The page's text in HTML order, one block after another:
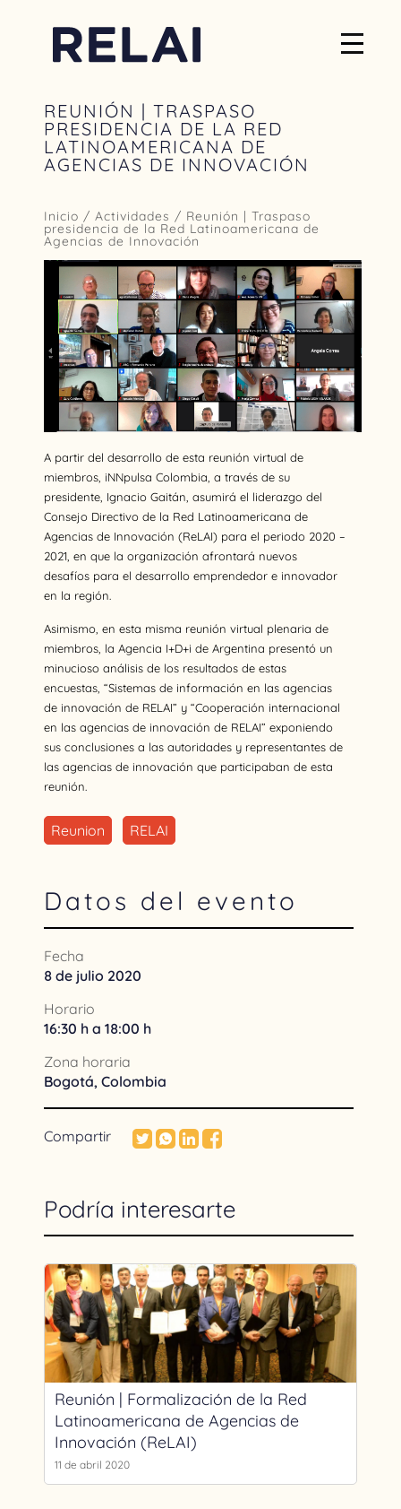
REUNIÓN | TRASPASO
PRESIDENCIA DE LA RED
LATINOAMERICANA DE
AGENCIAS DE INNOVACIÓN
Inicio / Actividades / Reunión | Traspaso
presidencia de la Red Latinoamericana de
Agencias de Innovación
A partir del desarrollo de esta reunión virtual de
miembros, iNNpulsa Colombia, a través de su
presidente, Ignacio Gaitán, asumirá el liderazgo del
Consejo Directivo de la Red Latinoamericana de
Agencias de Innovación (ReLAI) para el periodo 2020 –
2021, en que la organización afrontará nuevos
desafíos para el desarrollo emprendedor e innovador
en la región.
Asimismo, en esta misma reunión virtual plenaria de
miembros, la Agencia I+D+i de Argentina presentó un
minucioso análisis de los resultados de estas
encuestas, “Sistemas de información en las agencias
de innovación de RELAI” y “Cooperación internacional
en las agencias de innovación de RELAI” exponiendo
sus conclusiones a las autoridades y representantes de
las agencias de innovación que participaban de esta
reunión.
Reunion RELAI
Datos del evento
Fecha
8 de julio 2020
Horario
16:30 h a 18:00 h
Zona horaria
Bogotá, Colombia
Compartir
Podría interesarte
Reunión | Formalización de la Red
Latinoamericana de Agencias de
Innovación (ReLAI)
11 de abril 2020